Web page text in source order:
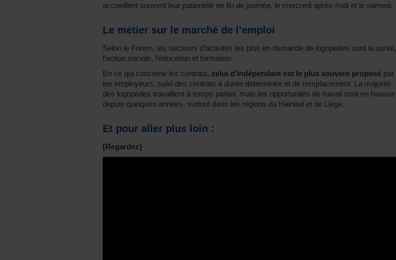
accueillent souvent leur patientèle en fin de journée, le mercredi après-midi et le samedi.
Le métier sur le marché de l’emploi
Selon le Forem, les secteurs d’activités les plus en demande de logopèdes sont la santé,
l’action sociale, l’éducation et formation.
En ce qui concerne les contrats, celui d’indépendant est le plus souvent proposé par
les employeurs, suivi des contrats à durée déterminée et de remplacement. La majorité
des logopèdes travaillent à temps partiel, mais les opportunités de travail sont en hausse
depuis quelques années, surtout dans les régions du Hainaut et de Liège.
Et pour aller plus loin :
[Regardez]